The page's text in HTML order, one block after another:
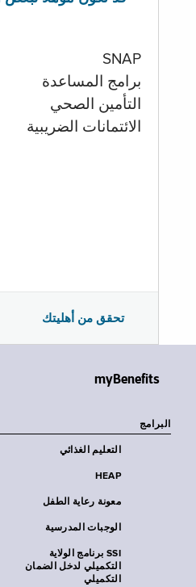
SNAP
برامج المساعدة
التأمين الصحي
الائتمانات الضريبية
تحقق من أهليتك
myBenefits
البرامج
التعليم الغذائي
HEAP
معونة رعاية الطفل
الوجبات المدرسية
SSI برنامج الولاية
التكميلي لدخل الضمان
التكميلي